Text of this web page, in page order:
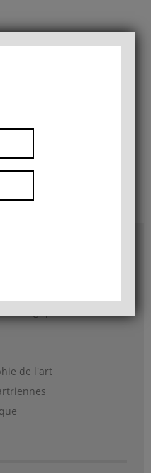
de philosophie
de l'art